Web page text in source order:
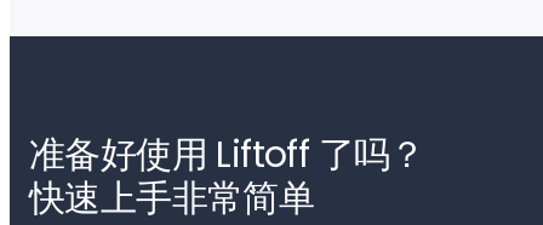
准备好使用 Liftoff 了吗？
快速上手非常简单